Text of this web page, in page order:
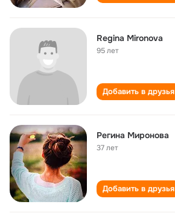
Regina Mironova
95 лет
Добавить в друзья
Регина Миронова
37 лет
Добавить в друзья